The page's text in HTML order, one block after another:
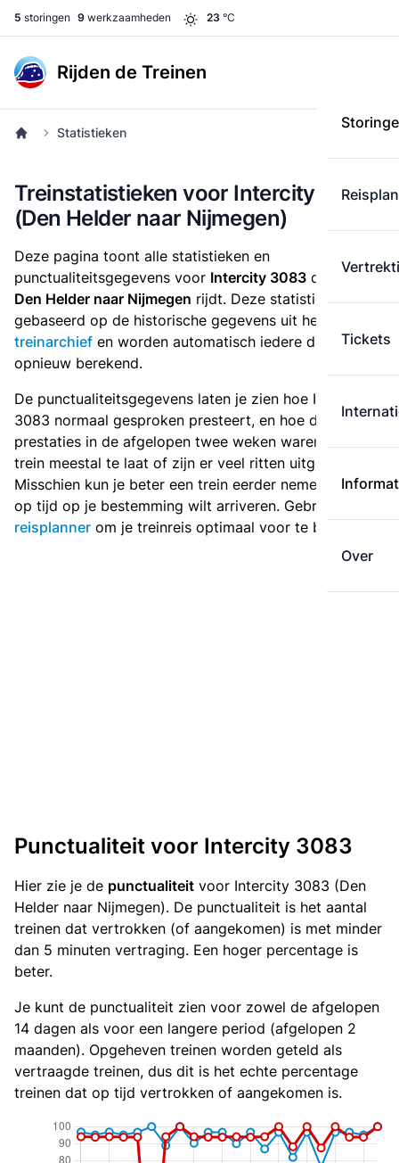
5 storingen 9 werkzaamheden 23 °C
Rijden de Treinen
Tickets
Over
Statistieken
Treinstatistieken voor Intercity 3083
(Den Helder naar Nijmegen)
Deze pagina toont alle statistieken en
punctualiteitsgegevens voor Intercity 3083 die
van
Den Helder naar Nijmegen rijdt. Deze statistieken zijn
gebaseerd op de historische gegevens uit het
treinarchief en worden automatisch iedere dag
opnieuw berekend.
De punctualiteitsgegevens laten je zien hoe Intercity
3083 normaal gesproken presteert, en hoe de
prestaties in de afgelopen twee weken waren. Is deze
trein meestal te laat of zijn er veel ritten uitgevallen?
Misschien kun je beter een trein eerder nemen als je
op tijd op je bestemming wilt arriveren. Gebruik de
reisplanner om je treinreis optimaal voor te bereiden.
Punctualiteit voor Intercity 3083
Hier zie je de punctualiteit voor Intercity 3083 (Den
Helder naar Nijmegen). De punctualiteit is het aantal
treinen dat vertrokken (of aangekomen) is met minder
dan 5 minuten vertraging. Een hoger percentage is
beter.
Je kunt de punctualiteit zien voor zowel de afgelopen
14 dagen als voor een langere period (afgelopen 2
maanden). Opgeheven treinen worden geteld als
vertraagde treinen, dus dit is het echte percentage
treinen dat op tijd vertrokken of aangekomen is.